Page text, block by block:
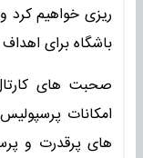
ریزی خواهیم کرد
باشگاه برای
صحبت های
امکانات
های پرقدرت و